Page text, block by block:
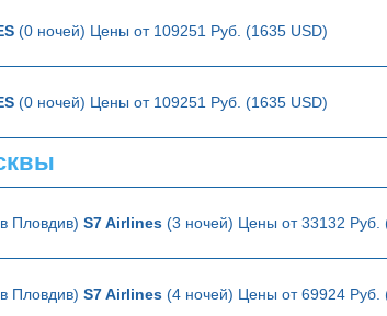
(0 ночей) Цены от 109251 Руб. (1635 USD)
(0 ночей) Цены от 109251 Руб. (1635 USD)
Пловдив) S7 Airlines (3 ночей) Цены от 33132 Руб.
Пловдив) S7 Airlines (4 ночей) Цены от 69924 Руб.